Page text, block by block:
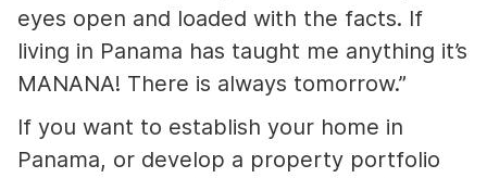
eyes open and loaded with the facts. If
living in Panama has taught me anything it’s
MANANA! There is always tomorrow.”
If you want to establish your home in
Panama, or develop a property portfolio